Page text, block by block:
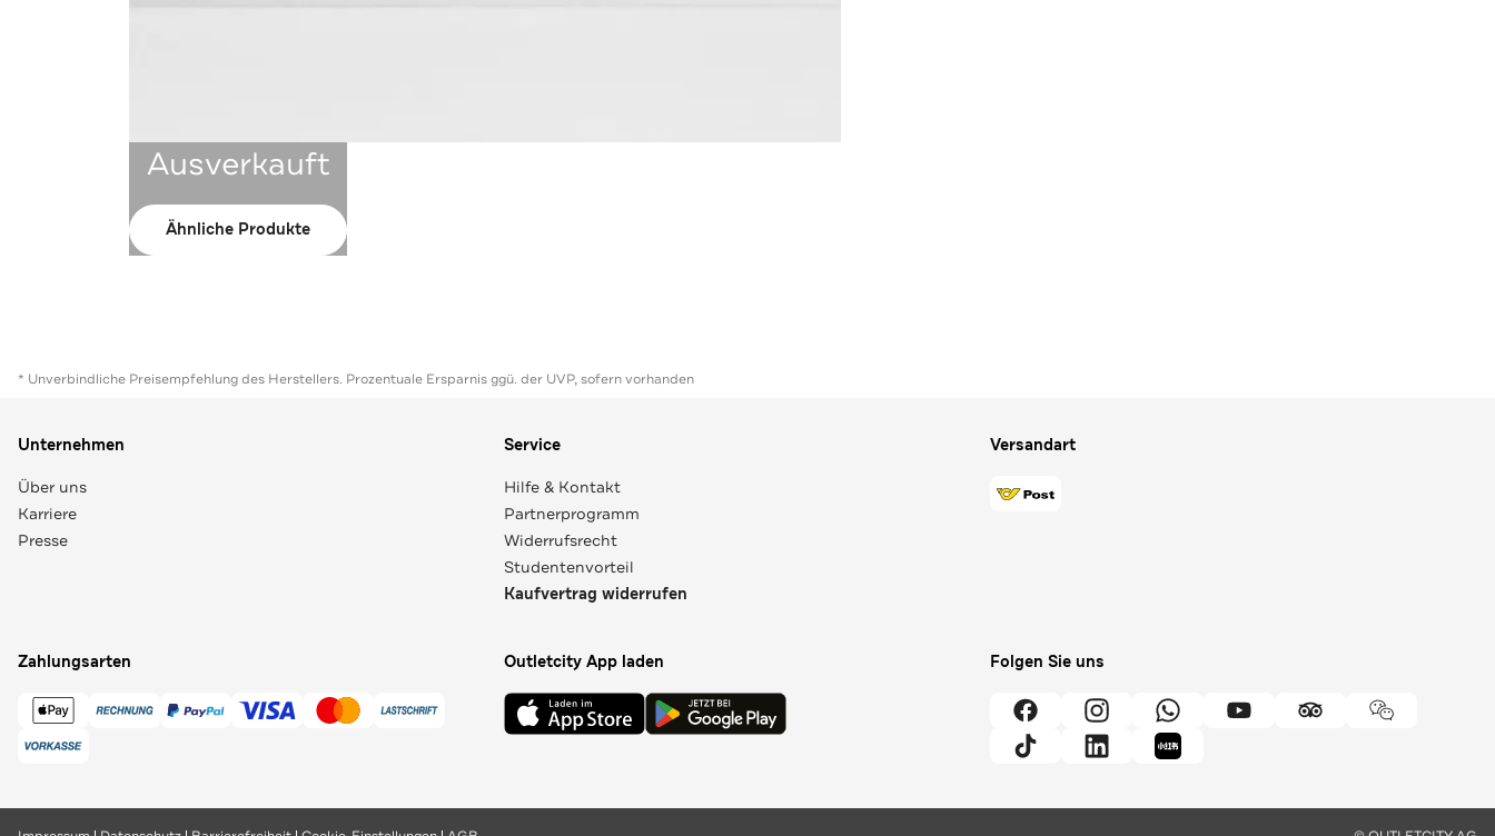
Ausverkauft
Ähnliche Produkte
* Unverbindliche Preisempfehlung des Herstellers. Prozentuale Ersparnis ggü. der UVP, sofern vorhanden
Unternehmen
Über uns
Karriere
Presse
Service
Hilfe & Kontakt
Partnerprogramm
Widerrufsrecht
Studentenvorteil
Kaufvertrag widerrufen
Versandart
Zahlungsarten Outletcity App laden Folgen Sie uns